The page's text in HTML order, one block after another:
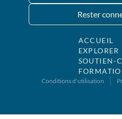
Rester
ACCUEIL
EXPLORER
SOUTIEN-
Conditions d'utilisation